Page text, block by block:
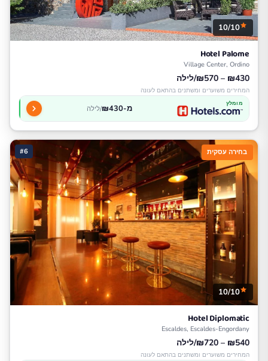
10/10
Hotel Palome
Village Center, Ordino
₪430 – ₪570/לילה
המחירים משוערים ומשתנים בהתאם לעונה
מומלץ מ-₪430 /לילה
#6 בחירה עסקית
10/10
Hotel Diplomatic
Escaldes, Escaldes-Engordany
₪540 – ₪720/לילה
המחירים משוערים ומשתנים בהתאם לעונה